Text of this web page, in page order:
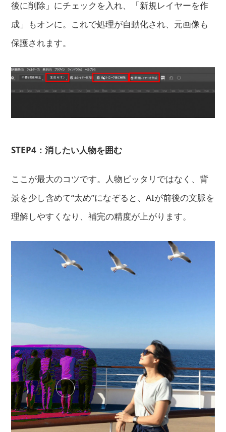
後に削除」にチェックを入れ、「新規レイヤーを作
成」もオンに。これで処理が自動化され、元画像も
保護されます。
STEP4：消したい人物を囲む
ここが最大のコツです。人物ピッタリではなく、背
景を少し含めて“太め”になぞると、AIが前後の文脈を
理解しやすくなり、補完の精度が上がります。